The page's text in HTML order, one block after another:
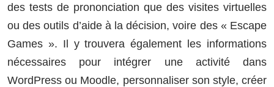
des tests de prononciation que des visites virtuelles
ou des outils d’aide à la décision, voire des « Escape
Games ». Il y trouvera également les informations
nécessaires pour intégrer une activité dans
WordPress ou Moodle, personnaliser son style, créer